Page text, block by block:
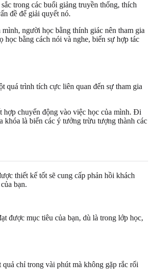
trong các buổi giảng truyền thống, thích
đề để giải quyết nó.
người học bằng thính giác nên tham gia
bằng cách nói và nghe, biến sự hợp tác
quá trình tích cực liên quan đến sự tham gia
hợp chuyển động vào việc học của mình. Đi
là biến các ý tưởng trừu tượng thành các
thiết kế tốt sẽ cung cấp phản hồi khách
bạn.
được mục tiêu của bạn, dù là trong lớp học,
chỉ trong vài phút mà không gặp rắc rối